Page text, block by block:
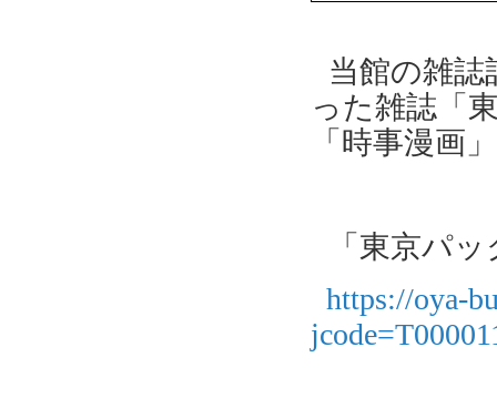
当館の雑
った雑誌「
「時事漫画
「東京パ
https://oya-